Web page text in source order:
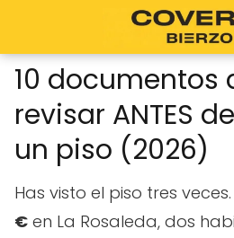
10 documentos
revisar ANTES
un piso (2026)
Has visto el piso tres
€ en La Rosaleda, dos